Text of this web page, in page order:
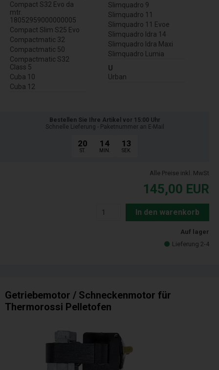
Compact S32 Evo da
mtr.
18052959000000005
Compact Slim S25 Evo
Compactmatic 32
Compactmatic 50
Compactmatic S32
Class 5
Cuba 10
Cuba 12
Slimquadro 9
Slimquadro 11
Slimquadro 11 Evoe
Slimquadro Idra 14
Slimquadro Idra Maxi
Slimquadro Lumia
U
Urban
Bestellen Sie Ihre Artikel vor 15:00 Uhr
Schnelle Lieferung - Paketnummer an E-Mail
20
ST.
14
MIN.
13
SEK.
Alle Preise inkl. MwSt
145,00 EUR
In den warenkorb
Auf lager
Lieferung 2-4
Getriebemotor / Schneckenmotor für
Thermorossi Pelletofen